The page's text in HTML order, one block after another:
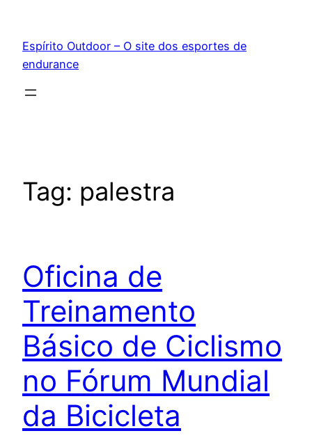
conteúdo
Espírito Outdoor – O site dos esportes de
endurance
Tag: palestra
Oficina de
Treinamento
Básico de Ciclismo
no Fórum Mundial
da Bicicleta